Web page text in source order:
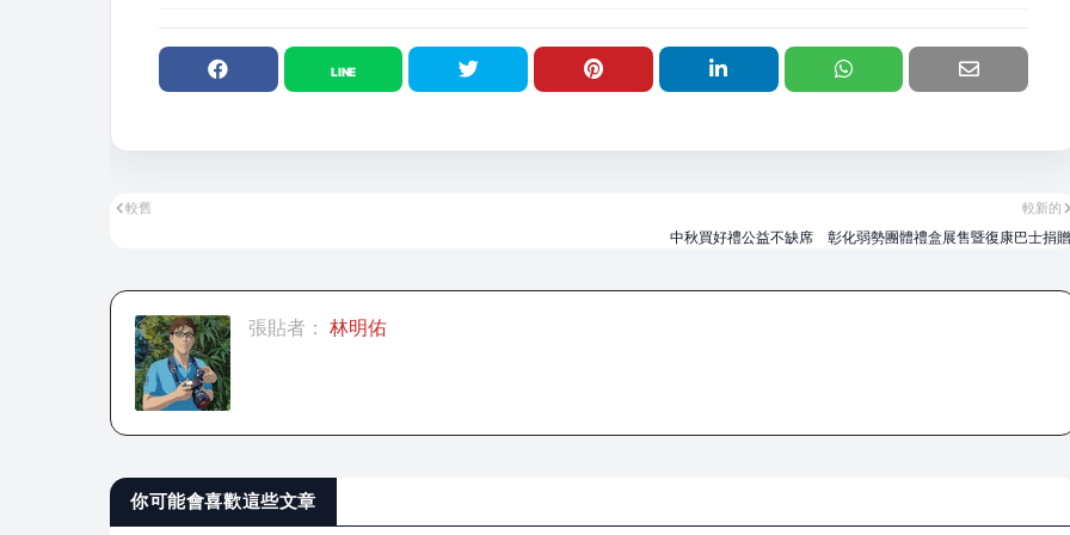
較新的
中秋買好禮公益不缺席 彰化弱勢團體禮盒展售暨復康巴士捐贈
較舊
張貼者： 林明佑
你可能會喜歡這些文章